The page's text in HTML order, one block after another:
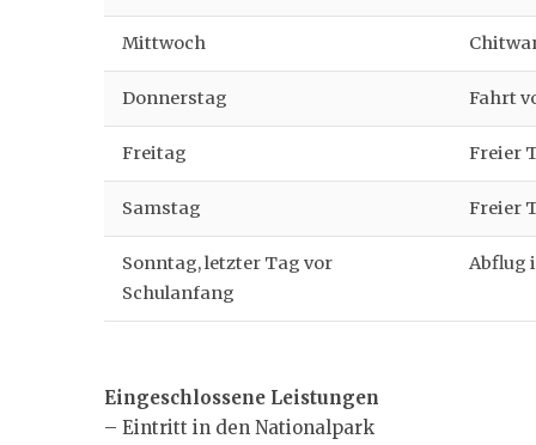
Mittwoch
Donnerstag Fahrt
Freitag Freier
Samstag Freier
Sonntag, letzter Tag vor
Schulanfang
Abflug
Eingeschlossene Leistungen
– Eintritt in den Nationalpark